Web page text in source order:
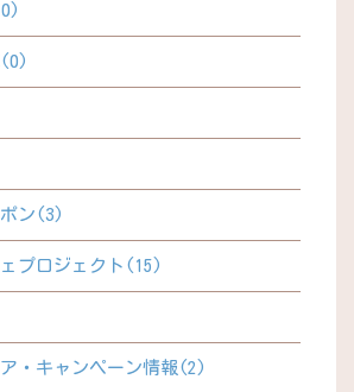
ン(3)
プロジェクト(15)
・キャンペーン情報(2)